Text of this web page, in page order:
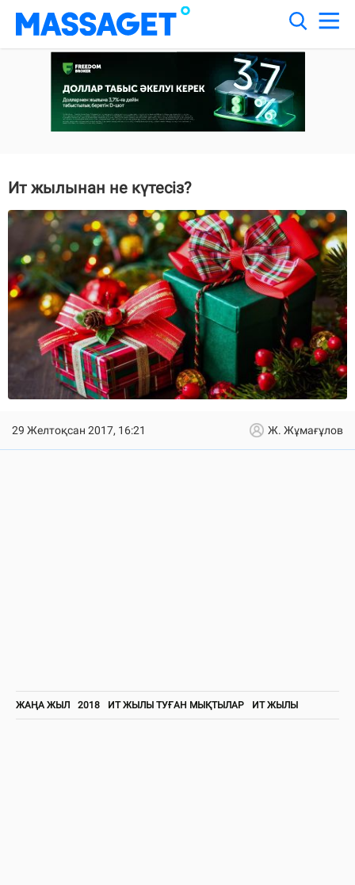
Ит жылынан не күтесіз?
29 Желтоқсан 2017, 16:21 Ж. Жұмағұлов
ЖАҢА ЖЫЛ 2018 ИТ ЖЫЛЫ ТУҒАН МЫҚТЫЛАР ИТ ЖЫЛЫ